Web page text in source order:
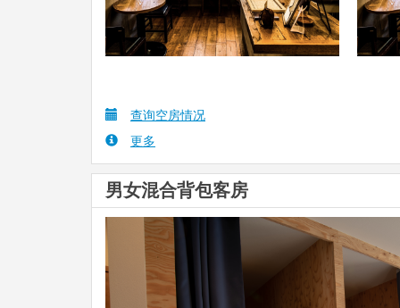
查询空房情况
更多
男女混合背包客房
Previous